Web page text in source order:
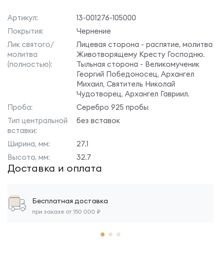
Артикул:
13-001276-105000
Покрытия:
Чернение
Лик святого/
молитва
(полностью):
Лицевая сторона - распятие, молитва
Животворящему Кресту Господню.
Тыльная сторона - Великомученик
Георгий Победоносец, Архангел
Михаил, Святитель Николай
Чудотворец, Архангел Гавриил.
Проба:
Серебро 925 пробы
Тип центральной
вставки:
без вставок
Ширина, мм:
27.1
Высота, мм:
32.7
Доставка и оплата
Бесплатная доставка
при заказе от 150 000 ₽